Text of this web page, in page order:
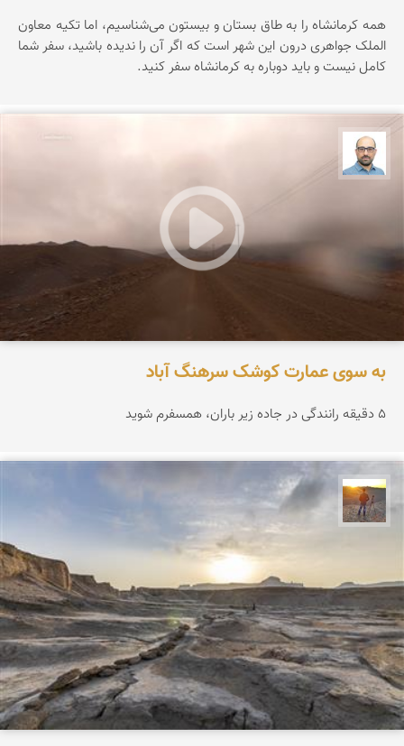
همه کرمانشاه را به طاق بستان و بیستون می‌شناسیم، اما تکیه معاون
الملک جواهری درون این شهر است که اگر آن را ندیده باشید، سفر شما
کامل نیست و باید دوباره به کرمانشاه سفر کنید.
به سوی عمارت کوشک سرهنگ آباد
۵ دقیقه رانندگی در جاده زیر باران، همسفرم شوید
مهدی مخلصیان